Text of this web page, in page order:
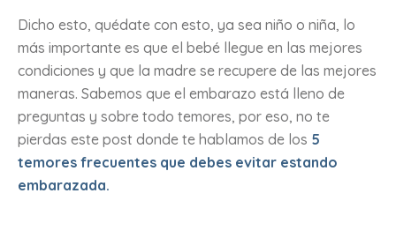
Dicho esto, quédate con esto, ya sea niño o niña, lo
más importante es que el bebé llegue en las mejores
condiciones y que la madre se recupere de las mejores
maneras. Sabemos que el embarazo está lleno de
preguntas y sobre todo temores, por eso, no te
pierdas este post donde te hablamos de los 5
temores frecuentes que debes evitar estando
embarazada.